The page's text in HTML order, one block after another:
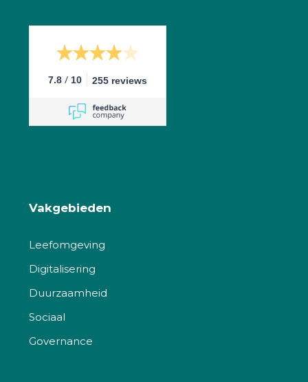
7.8 / 10 255 reviews
Vakgebieden
Leefomgeving
Digitalisering
Duurzaamheid
Sociaal
Governance